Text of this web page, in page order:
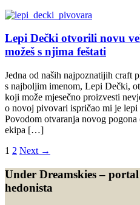
Lepi Dečki otvorili novu
možeš s njima feštati
Jedna od naših najpoznatijih craft
s najboljim imenom, Lepi Dečki,
koji može mjesečno proizvesti
o novoj pivovari ispričao mi je
Povodom otvaranja novog
ekipa […]
1 2 Next →
Under Dreamskies –
hedonista